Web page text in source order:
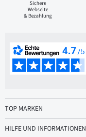
Sichere
Webseite
& Bezahlung
TOP MARKEN
HILFE UND INFORMATIONEN